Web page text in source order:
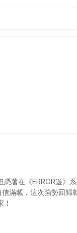
著在《ERROR遊》
滿載，這次強勢回歸